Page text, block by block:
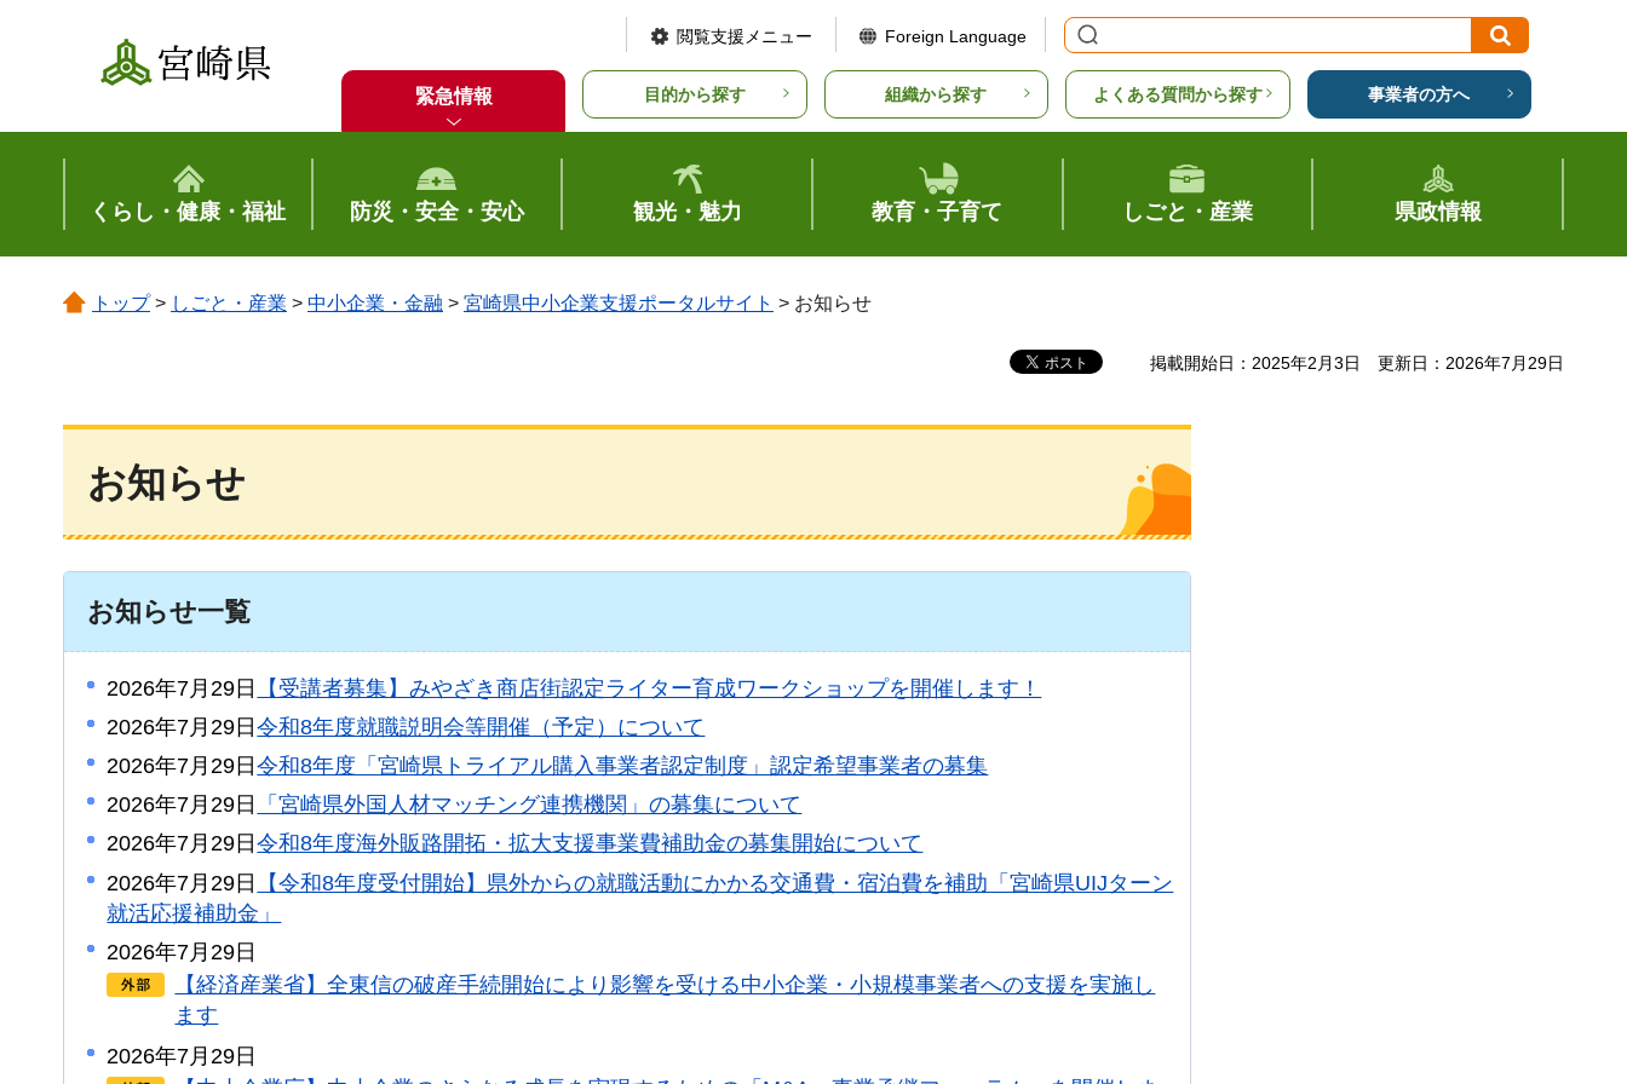
宮崎県
閲覧支援メニュー Foreign Language
緊急情報 目的から探す 組織から探す よくある質問から探す 事業者の方へ
くらし・健康・福祉 防災・安全・安心 観光・魅力 教育・子育て しごと・産業 県政情報
トップ> しごと・産業 > 中小企業・金融 > 宮崎県中小企業支援ポータルサイト > お知らせ
掲載開始日：2025年2月3日 更新日：2026年7月29日
お知らせ
お知らせ一覧
2026年7月29日
【受講者募集】みやざき商店街認定ライター育成ワークショップを開催します！
2026年7月29日令和8年度就職説明会等開催（予定）について
2026年7月29日令和8年度「宮崎県トライアル購入事業者認定制度」認定希望事業者の募集
2026年7月29日
「宮崎県外国人材マッチング連携機関」の募集について
2026年7月29日令和8年度海外販路開拓・拡大支援事業費補助金の募集開始について
2026年7月29日
【令和8年度受付開始】県外からの就職活動にかかる交通費・宿泊費を補助「宮崎県UIJターン
就活応援補助金」
2026年7月29日
【経済産業省】全東信の破産手続開始により影響を受ける中小企業・小規模事業者への支援を実施し
ます
2026年7月29日